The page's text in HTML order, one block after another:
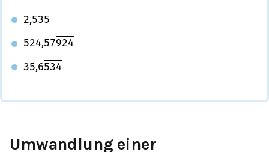
2,535
524,57924
35,6534
Umwandlung einer